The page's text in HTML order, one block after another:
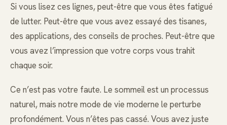
Si vous lisez ces lignes, peut-être que vous êtes fatigué
de lutter. Peut-être que vous avez essayé des tisanes,
des applications, des conseils de proches. Peut-être que
vous avez l’impression que votre corps vous trahit
chaque soir.
Ce n’est pas votre faute. Le sommeil est un processus
naturel, mais notre mode de vie moderne le perturbe
profondément. Vous n’êtes pas cassé. Vous avez juste